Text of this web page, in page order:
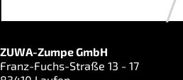
ZUWA-Zumpe GmbH
Franz-Fuchs-Straße 13 - 17